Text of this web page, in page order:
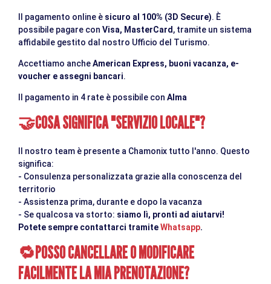
Il pagamento online è sicuro al 100% (3D Secure). È
possibile pagare con Visa, MasterCard, tramite un sistema
affidabile gestito dal nostro Ufficio del Turismo.
Accettiamo ancheAmerican Express, buoni vacanza, e-
voucher e assegni bancari.
Il pagamento in 4 rate è possibile con Alma
🤝COSA SIGNIFICA "SERVIZIO LOCALE"?
Il nostro team è presente a Chamonix tutto l'anno. Questo
significa:
- Consulenza personalizzata grazie alla conoscenza del
territorio
- Assistenza prima, durante e dopo la vacanza
- Se qualcosa va storto: siamo lì, pronti ad aiutarvi!
Potete sempre contattarci tramiteWhatsapp.
🔁POSSO CANCELLARE O MODIFICARE
FACILMENTE LA MIA PRENOTAZIONE?